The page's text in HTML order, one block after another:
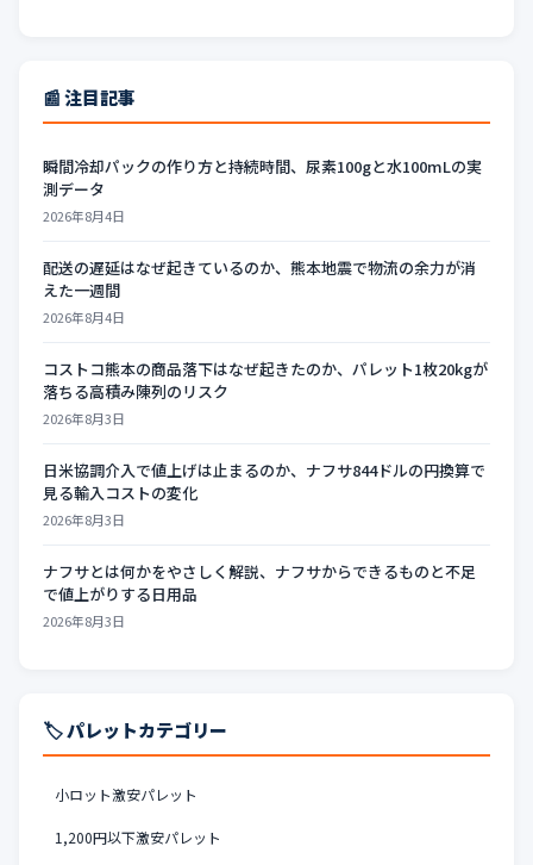
📰 注目記事
瞬間冷却パックの作り方と持続時間、尿素100gと水100mLの実
測データ
2026年8月4日
配送の遅延はなぜ起きているのか、熊本地震で物流の余力が消
えた一週間
2026年8月4日
コストコ熊本の商品落下はなぜ起きたのか、パレット1枚20kgが
落ちる高積み陳列のリスク
2026年8月3日
日米協調介入で値上げは止まるのか、ナフサ844ドルの円換算で
見る輸入コストの変化
2026年8月3日
ナフサとは何かをやさしく解説、ナフサからできるものと不足
で値上がりする日用品
2026年8月3日
🏷️ パレットカテゴリー
小ロット激安パレット
1,200円以下激安パレット